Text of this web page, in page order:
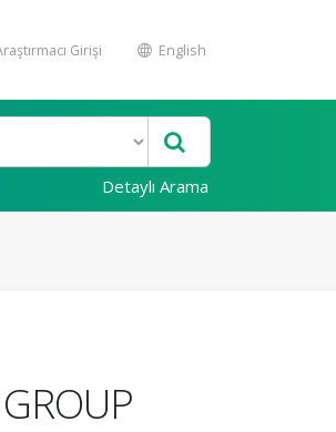
Girişi English
Detaylı Arama